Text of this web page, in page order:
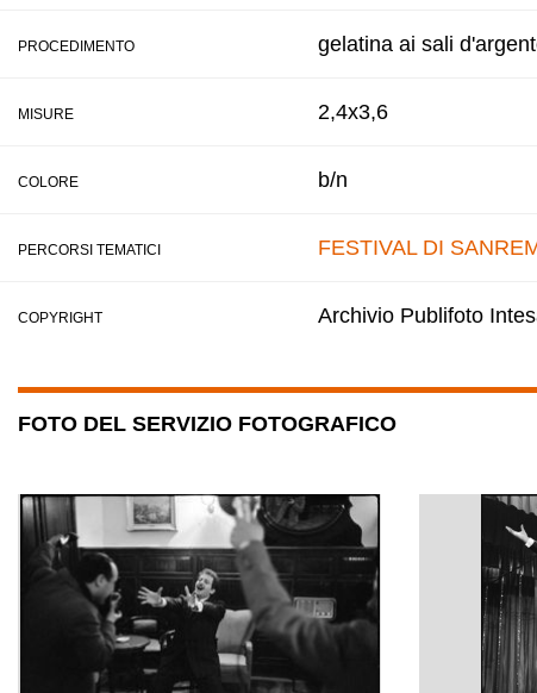
PROCEDIMENTO gelatina ai sali
MISURE 2,4x3,6
COLORE b/n
PERCORSI TEMATICI FESTIVAL DI
COPYRIGHT Archivio Publifoto
FOTO DEL SERVIZIO FOTOGRAFICO